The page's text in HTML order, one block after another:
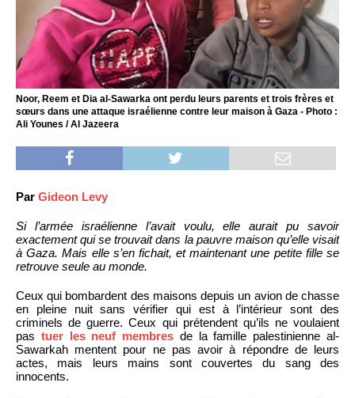
Noor, Reem et Dia al-Sawarka ont perdu leurs parents et trois frères et
sœurs dans une attaque israélienne contre leur maison à Gaza - Photo :
Ali Younes / Al Jazeera
Par Gideon Levy
Si l’armée israélienne l’avait voulu, elle aurait pu savoir
exactement qui se trouvait dans la pauvre maison qu’elle visait
à Gaza. Mais elle s’en fichait, et maintenant une petite fille se
retrouve seule au monde.
Ceux qui bombardent des maisons depuis un avion de chasse
en pleine nuit sans vérifier qui est à l’intérieur sont des
criminels de guerre. Ceux qui prétendent qu’ils ne voulaient
pas tuer les neuf membres de la famille palestinienne al-
Sawarkah mentent pour ne pas avoir à répondre de leurs
actes, mais leurs mains sont couvertes du sang des
innocents.